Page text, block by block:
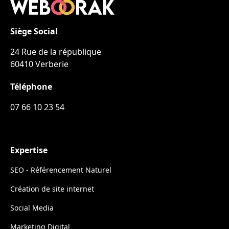
Siège Social
24 Rue de la république
60410 Verberie
Téléphone
07 66 10 23 54
Expertise
SEO - Référencement Naturel
Création de site internet
Social Media
Marketing Digital